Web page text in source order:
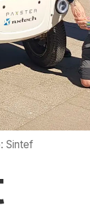
Sintef